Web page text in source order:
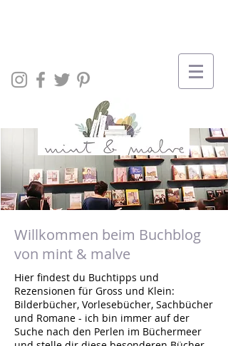
Willkommen beim Buchblog
von mint & malve
Hier findest du Buchtipps und
Rezensionen für Gross und Klein:
Bilderbücher, Vorlesebücher, Sachbücher
und Romane - ich bin immer auf der
Suche nach den Perlen im Büchermeer